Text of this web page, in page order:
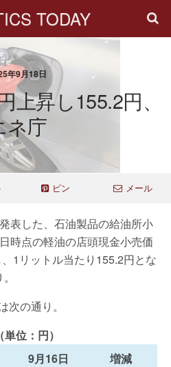
TODAY
年9月18日
上昇し155.2円、
ネ庁
ピン メール
表した、石油製品の給油所小
時点の軽油の店頭現金小売価
1リットル当たり155.2円とな
の通り。
位：円）
9月16日
増減